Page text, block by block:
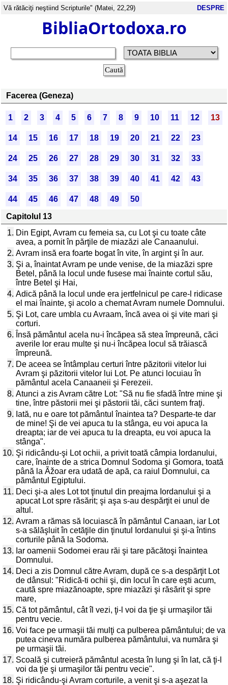
Vă rătăciţi neştiind Scripturile" (Matei, 22,29) DESPRE
BibliaOrtodoxa.ro
Facerea (Geneza)
1 2 3 4 5 6 7 8 9 10 11 12 13
14 15 16 17 18 19 20 21 22 23
24 25 26 27 28 29 30 31 32 33
34 35 36 37 38 39 40 41 42 43
44 45 46 47 48 49
50
Capitolul 13
1. Din Egipt, Avram cu femeia sa, cu Lot şi cu toate câte
avea, a pornit în părţile de miazăzi ale Canaanului.
2. Avram insă era foarte bogat în vite, în argint şi în aur.
3. Şi a, înaintat Avram pe unde venise, de la miazăzi spre
Betel, până la locul unde fusese mai înainte cortul său,
între Betel şi Hai,
4. Adică până la locul unde era jertfelnicul pe care-l ridicase
el mai înainte, şi acolo a chemat Avram numele Domnului.
5. Şi Lot, care umbla cu Avraam, încă avea oi şi vite mari şi
corturi.
6. Însă pământul acela nu-i încăpea să stea împreună, căci
averile lor erau multe şi nu-i încăpea locul să trăiască
împreună.
7. De aceea se întâmplau certuri între păzitorii vitelor lui
Avram şi păzitorii vitelor lui Lot. Pe atunci locuiau în
pământul acela Canaaneii şi Ferezeii.
8. Atunci a zis Avram către Lot: "Să nu fie sfadă între mine şi
tine, între păstorii mei şi păstorii tăi, căci suntem fraţi.
9. Iată, nu e oare tot pământul înaintea ta? Desparte-te dar
de mine! Şi de vei apuca tu la stânga, eu voi apuca la
dreapta; iar de vei apuca tu la dreapta, eu voi apuca la
stânga".
10. Şi ridicându-şi Lot ochii, a privit toată câmpia Iordanului,
care, înainte de a strica Domnul Sodoma şi Gomora, toată
până la Ãžoar era udată de apă, ca raiul Domnului, ca
pământul Egiptului.
11. Deci şi-a ales Lot tot ţinutul din preajma Iordanului şi a
apucat Lot spre răsărit; şi aşa s-au despărţit ei unul de
altul.
12. Avram a rămas să locuiască în pământul Canaan, iar Lot
s-a sălăşluit în cetăţile din ţinutul Iordanului şi şi-a întins
corturile până la Sodoma.
13. Iar oamenii Sodomei erau răi şi tare păcătoşi înaintea
Domnului.
14. Deci a zis Domnul către Avram, după ce s-a despărţit Lot
de dânsul: "Ridică-ti ochii şi, din locul în care eşti acum,
caută spre miazănoapte, spre miazăzi şi răsărit şi spre
mare,
15. Că tot pământul, cât îl vezi, ţi-l voi da ţie şi urmaşilor tăi
pentru vecie.
16. Voi face pe urmaşii tăi mulţi ca pulberea pământului; de va
putea cineva număra pulberea pământului, va număra şi
pe urmaşii tăi.
17. Scoală şi cutreieră pământul acesta în lung şi în lat, că ţi-l
voi da ţie şi urmaşilor tăi pentru vecie".
18. Şi ridicându-şi Avram corturile, a venit şi s-a aşezat la